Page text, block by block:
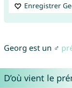
Enregistrer
Georg est un ♂
D’où vient le